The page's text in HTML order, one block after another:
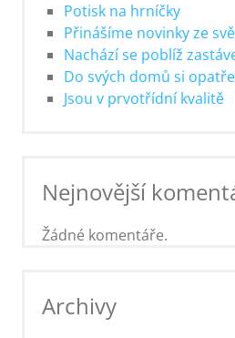
Potisk na hrníčky
Přinášíme novinky ze
Nachází se poblíž
Do svých domů si
Jsou v prvotřídní kvalitě
Nejnovější
Žádné komentáře.
Archivy